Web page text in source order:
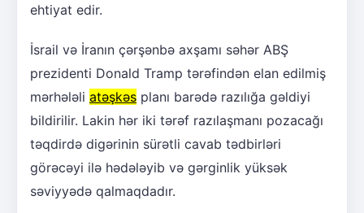
ehtiyat edir.
İsrail və İranın çərşənbə axşamı səhər ABŞ
prezidenti Donald Tramp tərəfindən elan edilmiş
mərhələli atəşkəs planı barədə razılığa gəldiyi
bildirilir. Lakin hər iki tərəf razılaşmanı pozacağı
təqdirdə digərinin sürətli cavab tədbirləri
görəcəyi ilə hədələyib və gərginlik yüksək
səviyyədə qalmaqdadır.